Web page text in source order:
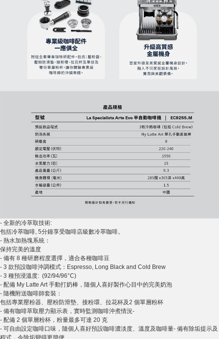
- 全新的冷萃取技術:
包括冷萃咖啡, 5分鐘享受咖啡店級數冷萃咖啡。
- 熱水加熱塊系統：
保持完美的溫度
- 備有 8 種研磨程度選擇，適合各種咖啡豆
- 3 款預設咖啡沖調模式：Espresso, Long Black and Cold Brew
- 3 種預浸溫度: (92/94/96°C)
- 配備 My Latte Art 手動打奶棒，隨個人喜好製作心目中的完美奶泡
- 隨機附送咖啡師套裝：
包括專業壓粉器、壓粉防滑墊、接粉環、拉花杯及2 個單層粉杯
- 備有咖啡萃取壓力顯示表，實時監測咖啡沖煮情況-
- 配備 2 個單層粉杯，粉量最多可達 20 克
- 可自由設定咖啡口味，隨個人喜好預設咖啡濃淡度、溫度及咖啡量- 備有除垢提示及
程式，令除垢變得更簡便